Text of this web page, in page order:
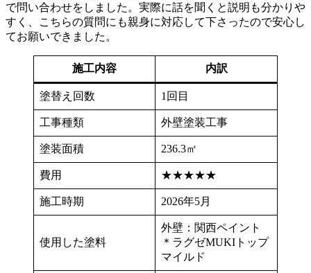
で問い合わせをしました。実際に話を聞くと説明も分かりや
すく、こちらの質問にも親身に対応して下さったので安心し
てお願いできました。
施工内容 内訳
塗替え回数 1回目
工事種類 外壁塗装工事
塗装面積 236.3㎡
費用 ★★★★★
施工時期 2026年5月
使用した塗料
外壁：関西ペイント
＊ラグゼMUKIトップ
マイルド